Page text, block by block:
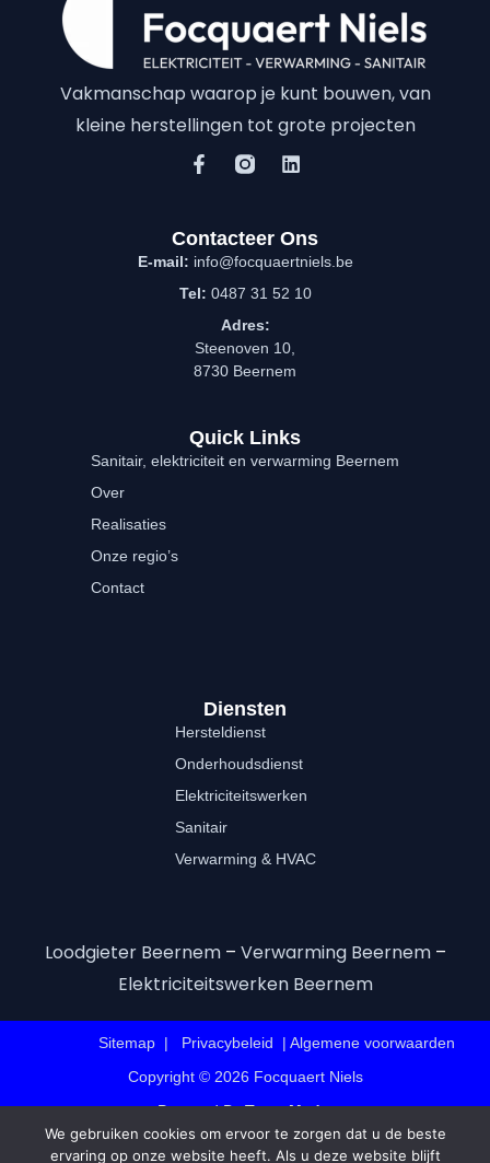
Vakmanschap waarop je kunt bouwen, van
kleine herstellingen tot grote projecten
F
a
b
o
k
f
L
i
e
d
n
Quick Links
Sanitair, elektriciteit en verwarming Beernem
Over
Realisaties
Onze regio’s
Contact
Diensten
Hersteldienst
Onderhoudsdienst
Elektriciteitswerken
Sanitair
Verwarming & HVAC
Contacteer Ons
E-mail: info@focquaertniels.be
Tel: 0487 31 52 10
Adres:
Steenoven 10,
8730 Beernem
Loodgieter Beernem– Verwarming Beernem–
Elektriciteitswerken Beernem
Copyright © 2026 Focquaert Niels
Sitemap| Privacybeleid | Algemene voorwaarden
Powered ByTeam Made
We gebruiken cookies om ervoor te zorgen dat u de beste
ervaring op onze website heeft. Als u deze website blijft